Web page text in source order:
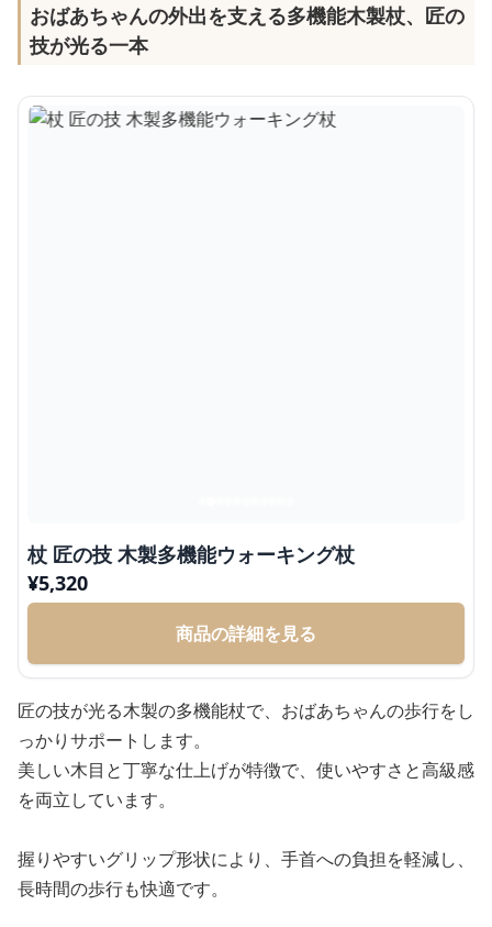
おばあちゃんの外出を支える多機能木製杖、匠の
技が光る一本
杖 匠の技 木製多機能ウォーキング杖
¥5,320
商品の詳細を見る
匠の技が光る木製の多機能杖で、おばあちゃんの歩行をし
っかりサポートします。
美しい木目と丁寧な仕上げが特徴で、使いやすさと高級感
を両立しています。
握りやすいグリップ形状により、手首への負担を軽減し、
長時間の歩行も快適です。